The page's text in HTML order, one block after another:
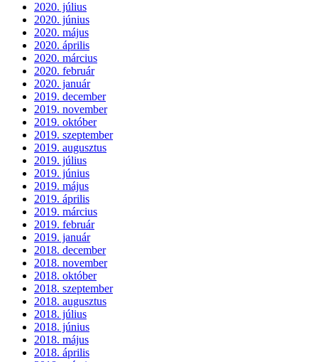
2020. július
2020. június
2020. május
2020. április
2020. március
2020. február
2020. január
2019. december
2019. november
2019. október
2019. szeptember
2019. augusztus
2019. július
2019. június
2019. május
2019. április
2019. március
2019. február
2019. január
2018. december
2018. november
2018. október
2018. szeptember
2018. augusztus
2018. július
2018. június
2018. május
2018. április